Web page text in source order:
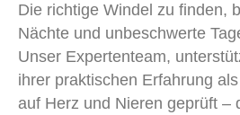
Die richtige Windel zu finden,
Nächte und unbeschwerte
Unser Expertenteam,
ihrer praktischen Erfahrung
auf Herz und Nieren geprüft –